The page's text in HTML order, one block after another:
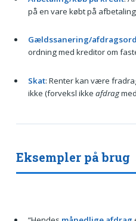
på en vare købt på
Gældssanering/
ordning med kreditor om
Skat: Renter kan være
ikke (forveksl ikke afdragmed
Eksempler på brug